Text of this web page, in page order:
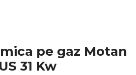
pe gaz Motan
31 Kw